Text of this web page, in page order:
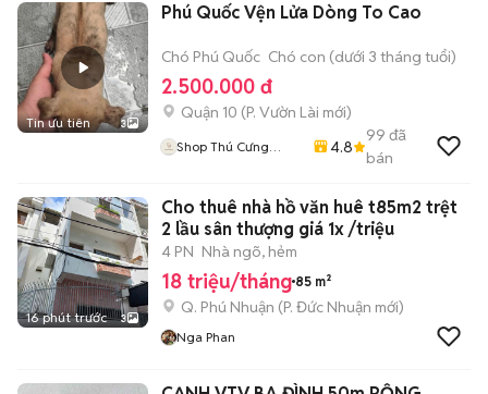
Tin ưu tiên 3
Phú Quốc Vện Lửa Dòng To Cao
Chó Phú Quốc Chó con (dưới 3 tháng tuổi)
2.500.000 đ
Quận 10 (P. Vườn Lài mới)
Shop Thú Cưng
4.8
99 đã
bán
16 phút trước 3
Cho thuê nhà hồ văn huê t85m2 trệt
2 lầu sân thượng giá 1x /triệu
4 PN Nhà ngõ, hẻm
18 triệu/tháng 85 m²
Q. Phú Nhuận (P. Đức Nhuận mới)
Nga Phan